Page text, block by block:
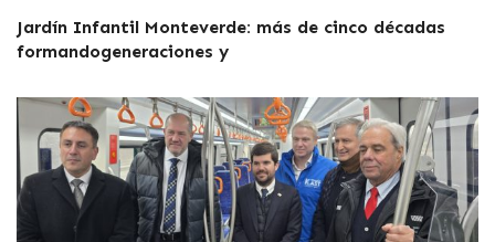
Jardín Infantil Monteverde: más de cinco décadas
formandogeneraciones y